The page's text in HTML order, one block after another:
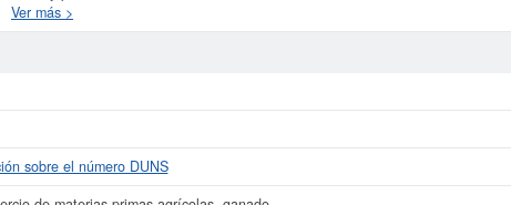
productos agrícolas, SC. La última consulta de la ficha ha sido el 27/02/2012. La
subvenciones puede solicitar esta empresa y otras parecidas puede hacerlo
P. puede
así como los balances y cuentas de resultados disponibles.
de empresa se ha realizado el 24/04/2025.
Ver más >
sobre el número DUNS